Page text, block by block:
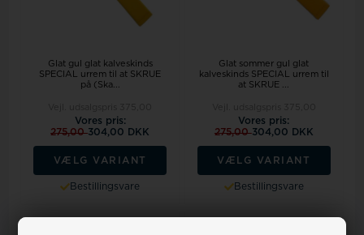
Glat gul glat kalveskinds
SPECIAL urrem til at SKRUE
på (Ska...
Vores pris:
275,00304,00 DKK
VÆLG VARIANT
Bestillingsvare
Glat sommer gul glat
kalveskinds SPECIAL urrem til
at SKRUE ...
Vores pris:
275,00304,00 DKK
VÆLG VARIANT
Bestillingsvare